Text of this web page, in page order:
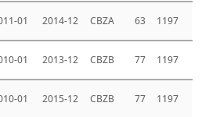
01 2014-12 CBZA 63 1197
01 2013-12 CBZB 77 1197
01 2015-12 CBZB 77 1197